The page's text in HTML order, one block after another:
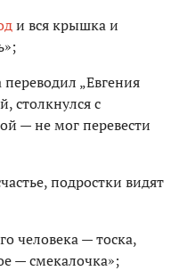
и вся крышка и
„Евгения
столкнулся с
— не мог перевести
подростки видят
человека — тоска,
— смекалочка»;